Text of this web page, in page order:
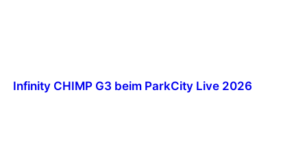
Infinity CHIMP G3 beim ParkCity Live 2026